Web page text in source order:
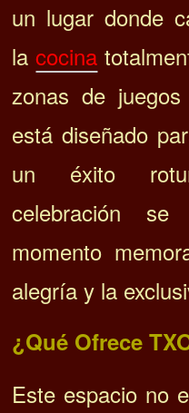
un lugar donde
lacocina
zonas de
está diseñado
un éxito
celebración
momento
alegría y la
¿Qué Ofrece
Este espacio no